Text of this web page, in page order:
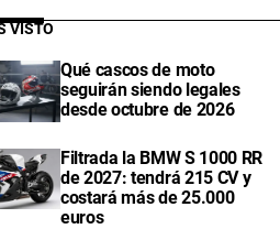
VISTO
Qué cascos de moto
seguirán siendo legales
desde octubre de 2026
Filtrada la BMW S 1000 RR
de 2027: tendrá 215 CV y
costará más de 25.000
euros